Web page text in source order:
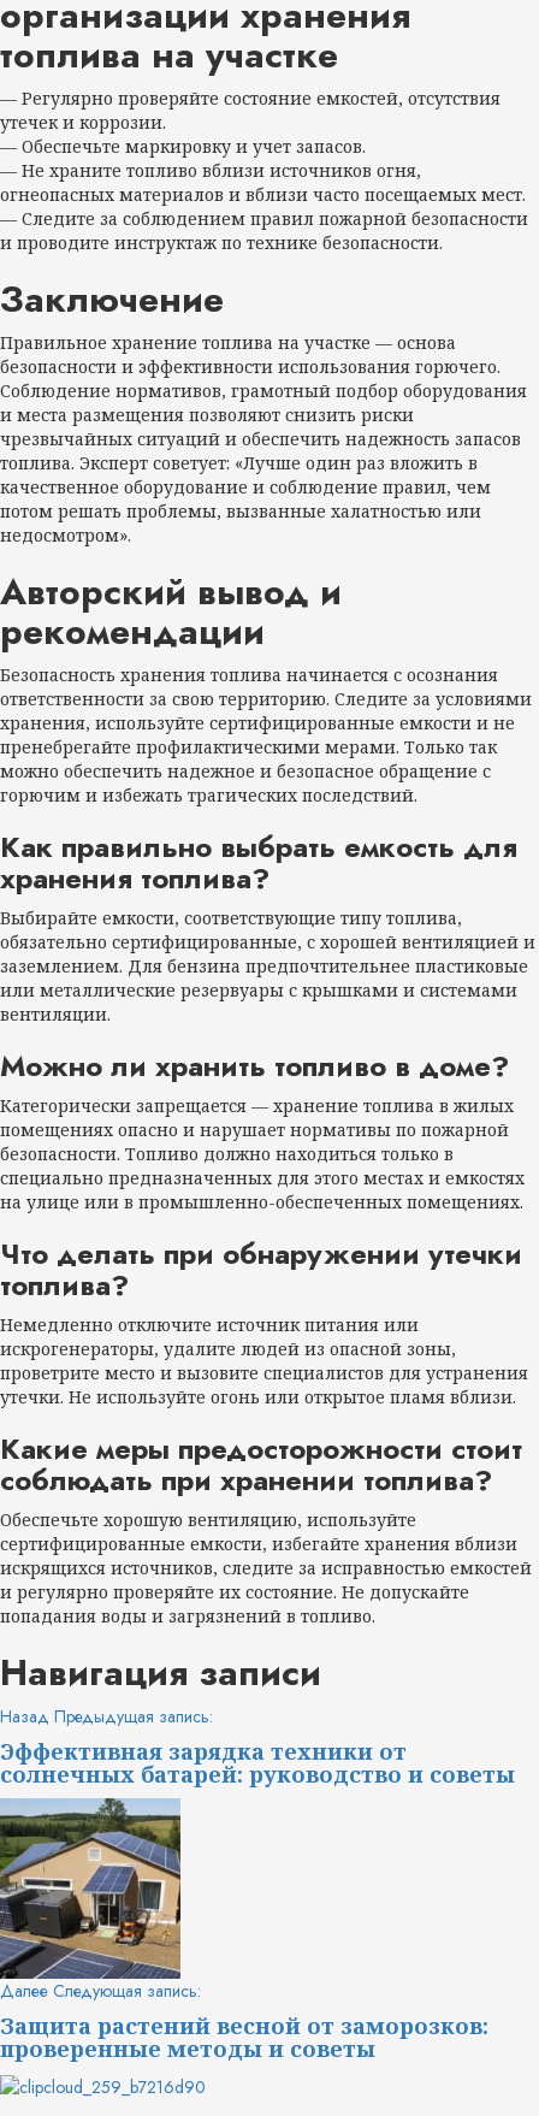
организации хранения
топлива на участке
— Регулярно проверяйте состояние емкостей, отсутствия
утечек и коррозии.
— Обеспечьте маркировку и учет запасов.
— Не храните топливо вблизи источников огня,
огнеопасных материалов и вблизи часто посещаемых мест.
— Следите за соблюдением правил пожарной безопасности
и проводите инструктаж по технике безопасности.
Заключение
Правильное хранение топлива на участке — основа
безопасности и эффективности использования горючего.
Соблюдение нормативов, грамотный подбор оборудования
и места размещения позволяют снизить риски
чрезвычайных ситуаций и обеспечить надежность запасов
топлива. Эксперт советует: «Лучше один раз вложить в
качественное оборудование и соблюдение правил, чем
потом решать проблемы, вызванные халатностью или
недосмотром».
Авторский вывод и
рекомендации
Безопасность хранения топлива начинается с осознания
ответственности за свою территорию. Следите за условиями
хранения, используйте сертифицированные емкости и не
пренебрегайте профилактическими мерами. Только так
можно обеспечить надежное и безопасное обращение с
горючим и избежать трагических последствий.
Как правильно выбрать емкость для
хранения топлива?
Выбирайте емкости, соответствующие типу топлива,
обязательно сертифицированные, с хорошей вентиляцией и
заземлением. Для бензина предпочтительнее пластиковые
или металлические резервуары с крышками и системами
вентиляции.
Можно ли хранить топливо в доме?
Категорически запрещается — хранение топлива в жилых
помещениях опасно и нарушает нормативы по пожарной
безопасности. Топливо должно находиться только в
специально предназначенных для этого местах и емкостях
на улице или в промышленно-обеспеченных помещениях.
Что делать при обнаружении утечки
топлива?
Немедленно отключите источник питания или
искрогенераторы, удалите людей из опасной зоны,
проветрите место и вызовите специалистов для устранения
утечки. Не используйте огонь или открытое пламя вблизи.
Какие меры предосторожности стоит
соблюдать при хранении топлива?
Обеспечьте хорошую вентиляцию, используйте
сертифицированные емкости, избегайте хранения вблизи
искрящихся источников, следите за исправностью емкостей
и регулярно проверяйте их состояние. Не допускайте
попадания воды и загрязнений в топливо.
Навигация записи
Назад Предыдущая запись:
Эффективная зарядка техники от
солнечных батарей: руководство и советы
Далее Следующая запись:
Защита растений весной от заморозков:
проверенные методы и советы